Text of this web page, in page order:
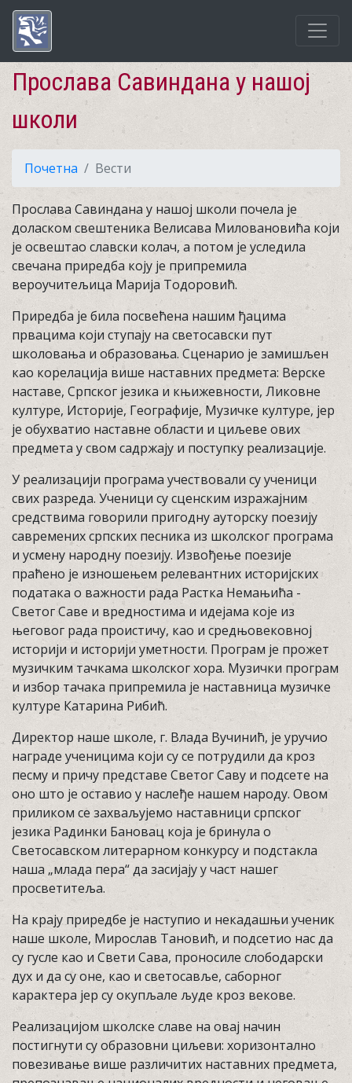
Прослава Савиндана у нашој
школи
Почетна Вести
Прослава Савиндана у нашој школи почела је
доласком свештеника Велисава Миловановића који
је освештао славски колач, а потом је уследила
свечана приредба коју је припремила
вероучитељица Марија Тодоровић.
Приредба је била посвећена нашим ђацима
првацима који ступају на светосавски пут
школовања и образовања. Сценарио је замишљен
као корелација више наставних предмета: Верске
наставе, Српског језика и књижевности, Ликовне
културе, Историје, Географије, Музичке културе, јер
је обухватио наставне области и циљеве ових
предмета у свом садржају и поступку реализације.
У реализацији програма учествовали су ученици
свих разреда. Ученици су сценским изражајним
средствима говорили пригодну ауторску поезију
савремених српских песника из школског програма
и усмену народну поезију. Извођење поезије
праћено је изношењем релевантних историјских
података о важности рада Растка Немањића -
Светог Саве и вредностима и идејама које из
његовог рада проистичу, као и средњовековној
историји и историји уметности. Програм је прожет
музичким тачкама школског хора. Музички програм
и избор тачака припремила је наставница музичке
културе Катарина Рибић.
Директор наше школе, г. Влада Вучинић, је уручио
награде ученицима који су се потрудили да кроз
песму и причу представе Светог Саву и подсете на
оно што је оставио у наслеђе нашем народу. Овом
приликом се захваљујемо наставници српског
језика Радинки Бановац која је бринула о
Светосавском литерарном конкурсу и подстакла
наша „млада пера“ да засијају у част нашег
просветитеља.
На крају приредбе је наступио и некадашњи ученик
наше школе, Мирослав Тановић, и подсетио нас да
су гусле као и Свети Сава, проносиле слободарски
дух и да су оне, као и светосавље, саборног
карактера јер су окупљале људе кроз векове.
Реализацијом школске славе на овај начин
постигнути су образовни циљеви: хоризонтално
повезивање више различитих наставних предмета,